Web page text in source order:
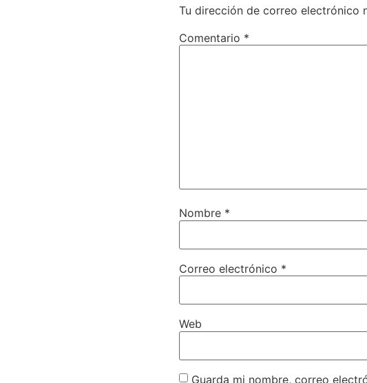
Tu dirección de correo electrónico
Comentario *
Nombre *
Correo electrónico *
Web
Guarda mi nombre, correo